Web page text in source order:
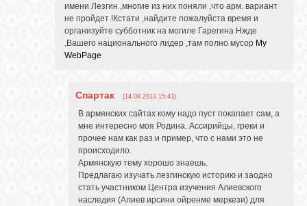
имени Лезгин ,многие из них поняли ,что арм. вариант
не пройдет !Кстати ,найдите пожалуйста время и
организуйте субботник на могиле Гарегина Нжде
,Вашего национального лидер ,там полно мусор My
WebPage
Спартак (14.08.2013 15:43)
В армянских сайтах кому надо пуст покапает сам, а
мне интересно моя Родина. Ассирийцы, греки и
прочее нам как раз и пример, что с нами это не
происходило.
Армянскую тему хорошо знаешь.
Предлагаю изучать лезгинскую историю и заодно
стать участником Центра изучения Алиевского
наследия (Алиев ирсини ойренме меркези) для